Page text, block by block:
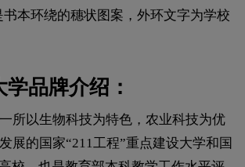
本环绕的穗状图案，外环文字为学校
学品牌介绍：
所以生物科技为特色，农业科技为优
展的国家“211工程”重点建设大学和国